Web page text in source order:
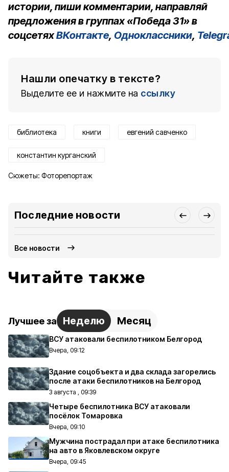
истории, пиши комментарии, направляй
предложения в группах «Победа 31» в
соцсетяхВКонтакте, Одноклассники,
Нашли опечатку в тексте?
Выделите ее и нажмите на ссылку
библиотека книги евгений савченко
константин курганский
Сюжеты: Фоторепортаж
Последние новости
Все новости
Читайте также
Лучшее за Неделю Месяц
ВСУ атаковали беспилотником Белгород
Вчера, 09:12
Здание соцобъекта и два склада загорелись
после атаки беспилотников на Белгород
3 августа , 09:39
Четыре беспилотника ВСУ атаковали
посёлок Томаровка
Вчера, 09:10
Мужчина пострадал при атаке беспилотника
на авто в Яковлевском округе
Вчера, 09:45